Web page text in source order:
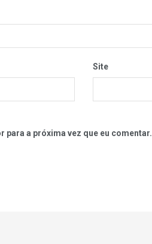
Site
para a próxima vez que eu comentar.